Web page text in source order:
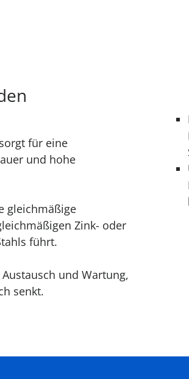
für eine
und hohe
gleichmäßige
Zink- oder
führt.
und Wartung,
senkt.